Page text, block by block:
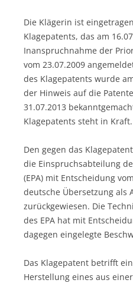
Die Klägerin ist
Klagepatents, das am
Inanspruchnahme der
vom 23.07.2009
des Klagepatents wurde
der Hinweis auf die
31.07.2013
Klagepatents steht in Kraft.
Den gegen das
die Einspruchsabteilung
(EPA) mit Entscheidung
deutsche Übersetzung als
zurückgewiesen. Die
des EPA hat mit
dagegen eingelegte
Das Klagepatent betrifft
Herstellung eines aus